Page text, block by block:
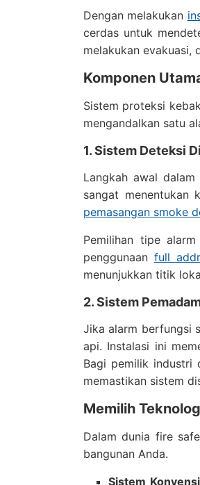
Dengan melakukan
cerdas untuk
melakukan evakuasi,
Komponen
Sistem proteksi
mengandalkan satu
1. Sistem Deteksi
Langkah awal
sangat menentukan
pemasangan smoke
Pemilihan tipe
penggunaan full
menunjukkan titik
2. Sistem
Jika alarm berfungsi
api. Instalasi ini
Bagi pemilik industri
memastikan sistem
Memilih
Dalam dunia fire
bangunan Anda.
Sistem